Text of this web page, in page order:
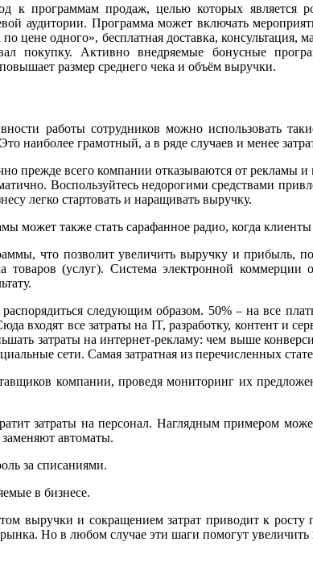
к программам продаж, целью которых
аудитории. Программа может включать
цене одного», бесплатная доставка,
покупку. Активно внедряемые бонусные
размер среднего чека и объём выручки.
работы сотрудников можно использовать
наиболее грамотный, а в ряде случаев и менее
прежде всего компании отказываются от рекламы
Воспользуйтесь недорогими средствами
легко стартовать и наращивать выручку.
может также стать сарафанное радио, когда
что позволит увеличить выручку и прибыль,
товаров (услуг). Система электронной
следующим образом. 50% – на все
входят все затраты на IT, разработку, контент и
затраты на интернет-рекламу: чем выше
сети. Самая затратная из перечисленных
компании, проведя мониторинг их
затраты на персонал. Наглядным примером
автоматы.
за списаниями.
в бизнесе.
выручки и сокращением затрат приводит к
Но в любом случае эти шаги помогут